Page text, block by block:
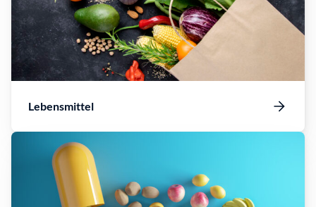
Lebensmittel